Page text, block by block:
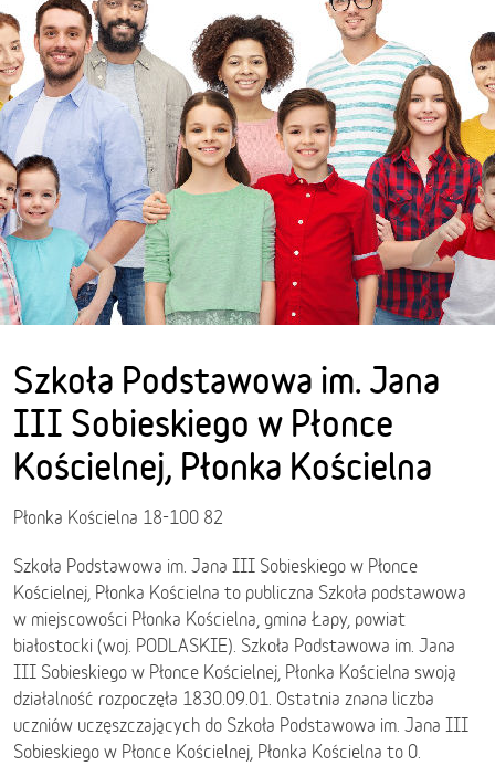
Szkoła Podstawowa im. Jana
III Sobieskiego w Płonce
Kościelnej, Płonka Kościelna
Płonka Kościelna 18-100 82
Szkoła Podstawowa im. Jana III Sobieskiego w Płonce
Kościelnej, Płonka Kościelna to publiczna Szkoła podstawowa
w miejscowości Płonka Kościelna, gmina Łapy, powiat
białostocki (woj. PODLASKIE). Szkoła Podstawowa im. Jana
III Sobieskiego w Płonce Kościelnej, Płonka Kościelna swoją
działalność rozpoczęła 1830.09.01. Ostatnia znana liczba
uczniów uczęszczających do Szkoła Podstawowa im. Jana III
Sobieskiego w Płonce Kościelnej, Płonka Kościelna to 0.